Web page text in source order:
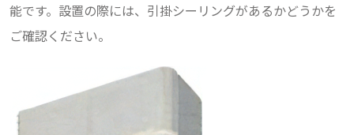
能です。設置の際には、引掛シーリングがあるかどうかを
ご確認ください。